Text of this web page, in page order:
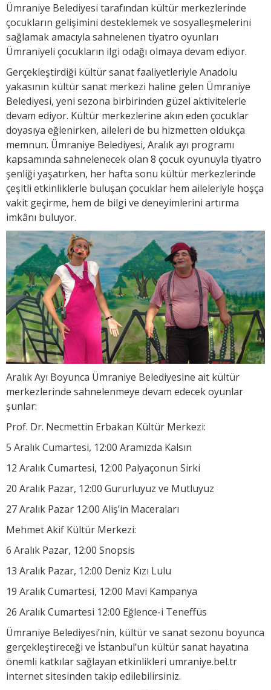
Ümraniye Belediyesi tarafından kültür merkezlerinde
çocukların gelişimini desteklemek ve sosyalleşmelerini
sağlamak amacıyla sahnelenen tiyatro oyunları
Ümraniyeli çocukların ilgi odağı olmaya devam ediyor.
Gerçekleştirdiği kültür sanat faaliyetleriyle Anadolu
yakasının kültür sanat merkezi haline gelen Ümraniye
Belediyesi, yeni sezona birbirinden güzel aktivitelerle
devam ediyor. Kültür merkezlerine akın eden çocuklar
doyasıya eğlenirken, aileleri de bu hizmetten oldukça
memnun. Ümraniye Belediyesi, Aralık ayı programı
kapsamında sahnelenecek olan 8 çocuk oyunuyla tiyatro
şenliği yaşatırken, her hafta sonu kültür merkezlerinde
çeşitli etkinliklerle buluşan çocuklar hem aileleriyle hoşça
vakit geçirme, hem de bilgi ve deneyimlerini artırma
imkânı buluyor.
Aralık Ayı Boyunca Ümraniye Belediyesine ait kültür
merkezlerinde sahnelenmeye devam edecek oyunlar
şunlar:
Prof. Dr. Necmettin Erbakan Kültür Merkezi:
5 Aralık Cumartesi, 12:00 Aramızda Kalsın
12 Aralık Cumartesi, 12:00 Palyaçonun Sirki
20 Aralık Pazar, 12:00 Gururluyuz ve Mutluyuz
27 Aralık Pazar 12:00 Aliş’in Maceraları
Mehmet Akif Kültür Merkezi:
6 Aralık Pazar, 12:00 Snopsis
13 Aralık Pazar, 12:00 Deniz Kızı Lulu
19 Aralık Cumartesi, 12:00 Mavi Kampanya
26 Aralık Cumartesi 12:00 Eğlence-i Teneffüs
Ümraniye Belediyesi’nin, kültür ve sanat sezonu boyunca
gerçekleştireceği ve İstanbul’un kültür sanat hayatına
önemli katkılar sağlayan etkinlikleri umraniye.bel.tr
internet sitesinden takip edilebilirsiniz.